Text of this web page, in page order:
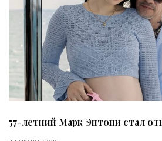
57-летний Марк Энтони стал